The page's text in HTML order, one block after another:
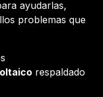
ayudarlas,
problemas que
respaldado